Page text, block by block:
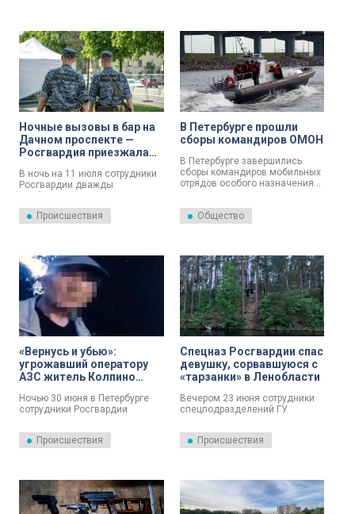
Петербургу и Ленинградской
области.
Ночные вызовы в бар на
Дачном проспекте —
Росгвардия приезжала
В ночь на 11 июля сотрудники
Росгвардии дважды
заведение на Дачном
проспекте в Кировском
Происшествия
В Петербурге прошли
сборы командиров ОМОН
В Петербурге завершились
сборы командиров мобильных
отрядов особого назначения
них приняли участие 18
руководителей из разных
Общество
«Вернусь и убью»:
угрожавший оператору
АЗС житель Колпино
ложный теракт
Ночью 30 июня в Петербурге
сотрудники Росгвардии
мужчину, который пригрозил
убийством женщине-оператору
Происшествия
Спецназ Росгвардии спас
девушку, сорвавшуюся с
«тарзанки» в Ленобласти
Вечером 23 июня сотрудники
спецподразделений ГУ
свидетелями несчастного
случая в Выборгском районе
находились на тренировочных
сборах в акватории озера
Длинное, где отрабатывали
Происшествия